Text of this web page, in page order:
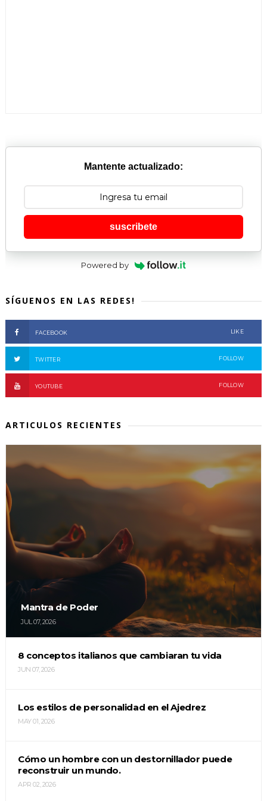
Mantente actualizado:
suscribete
Powered by
SÍGUENOS EN LAS REDES!
FACEBOOK LIKE
TWITTER FOLLOW
YOUTUBE FOLLOW
ARTICULOS RECIENTES
Mantra de Poder
JUL 07, 2026
8 conceptos italianos que cambiaran tu vida
JUN 07, 2026
Los estilos de personalidad en el Ajedrez
MAY 01, 2026
Cómo un hombre con un destornillador puede
reconstruir un mundo.
APR 02, 2026